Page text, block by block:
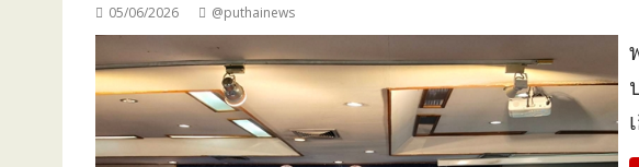
05/06/2026 @puthainews